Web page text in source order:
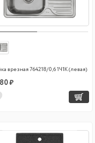
врезная 764218/0,6 1Ч1К (левая)
₽